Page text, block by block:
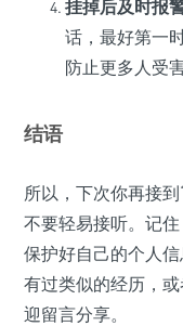
挂掉后及时报
话，最好第一
防止更多人受害
结语
所以，下次你再接到
不要轻易接听。记
保护好自己的个人
有过类似的经历，
迎留言分享。